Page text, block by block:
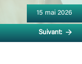
15 mai 2026
Suivant: